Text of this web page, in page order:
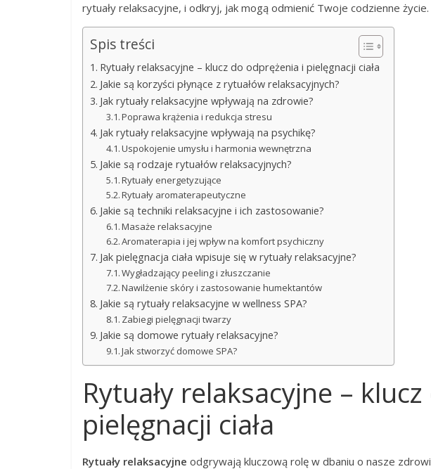
rytuały relaksacyjne, i odkryj, jak mogą odmienić Twoje codzienne życie.
Spis treści
Rytuały relaksacyjne – klucz do odprężenia i pielęgnacji ciała
Jakie są korzyści płynące z rytuałów relaksacyjnych?
Jak rytuały relaksacyjne wpływają na zdrowie?
Poprawa krążenia i redukcja stresu
Jak rytuały relaksacyjne wpływają na psychikę?
Uspokojenie umysłu i harmonia wewnętrzna
Jakie są rodzaje rytuałów relaksacyjnych?
Rytuały energetyzujące
Rytuały aromaterapeutyczne
Jakie są techniki relaksacyjne i ich zastosowanie?
Masaże relaksacyjne
Aromaterapia i jej wpływ na komfort psychiczny
Jak pielęgnacja ciała wpisuje się w rytuały relaksacyjne?
Wygładzający peeling i złuszczanie
Nawilżenie skóry i zastosowanie humektantów
Jakie są rytuały relaksacyjne w wellness SPA?
Zabiegi pielęgnacji twarzy
Jakie są domowe rytuały relaksacyjne?
Jak stworzyć domowe SPA?
Rytuały relaksacyjne –
pielęgnacji ciała
Rytuały relaksacyjne odgrywają kluczową rolę w dbaniu o nasze